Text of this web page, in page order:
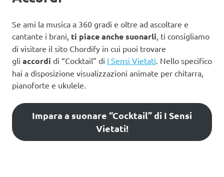
Se ami la musica a 360 gradi e oltre ad ascoltare e
cantante i brani, ti piace anche suonarli, ti consigliamo
di visitare il sito Chordify in cui puoi trovare
gli accordi di “Cocktail” di I Sensi Vietati. Nello specifico
hai a disposizione visualizzazioni animate per chitarra,
pianoforte e ukulele.
Impara a suonare “Cocktail” di I Sensi
Vietati!